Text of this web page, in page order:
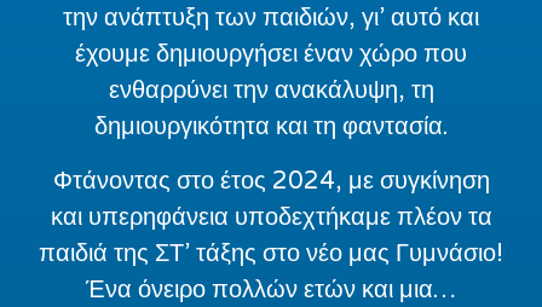
την ανάπτυξη των παιδιών, γι’ αυτό και
έχουμεδημιουργήσει έναν χώρο που
ενθαρρύνει την ανακάλυψη, τη
δημιουργικότητα και τη φαντασία.
Φτάνοντας στο έτος 2024, με συγκίνηση
και υπερηφάνεια υποδεχτήκαμε πλέον τα
παιδιά της ΣΤ’ τάξης στο νέο μας Γυμνάσιο!
Ένα όνειρο πολλών ετών και μια…